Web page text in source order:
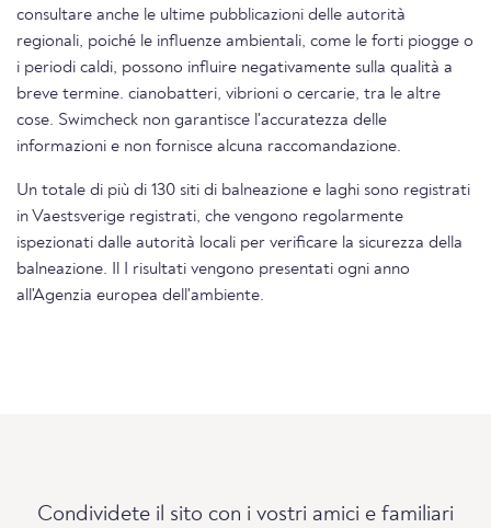
consultare anche le ultime pubblicazioni delle autorità
regionali, poiché le influenze ambientali, come le forti piogge o
i periodi caldi, possono influire negativamente sulla qualità a
breve termine. cianobatteri, vibrioni o cercarie, tra le altre
cose. Swimcheck non garantisce l'accuratezza delle
informazioni e non fornisce alcuna raccomandazione.
Un totale di più di 130 siti di balneazione e laghi sono registrati
in Vaestsverige registrati, che vengono regolarmente
ispezionati dalle autorità locali per verificare la sicurezza della
balneazione. Il I risultati vengono presentati ogni anno
all'Agenzia europea dell'ambiente.
Condividete il sito con i vostri amici e familiari